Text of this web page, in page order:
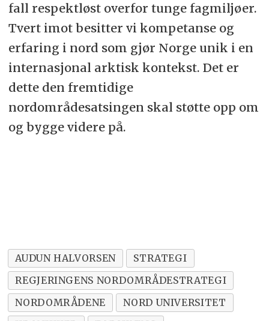
fall respektløst overfor tunge fagmiljøer.
Tvert imot besitter vi kompetanse og
erfaring i nord som gjør Norge unik i en
internasjonal arktisk kontekst. Det er
dette den fremtidige
nordområdesatsingen skal støtte opp om
og bygge videre på.
AUDUN HALVORSEN
STRATEGI
REGJERINGENS NORDOMRÅDESTRATEGI
NORDOMRÅDENE
NORD UNIVERSITET